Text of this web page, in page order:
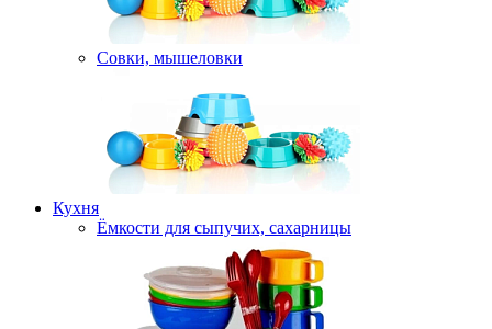
Совки, мышеловки
Кухня
Ёмкости для сыпучих, сахарницы